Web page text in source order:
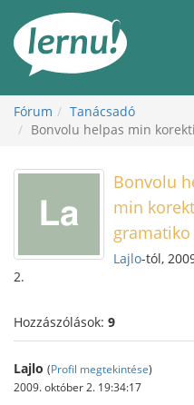
Fórum
Tanácsadó
Bonvolu helpas min
Bonvolu
min
gramatiko
Lajlo-tól,
2.
Hozzászólások: 9
Lajlo (Profil megtekintése)
2009. október 2. 19:34:17